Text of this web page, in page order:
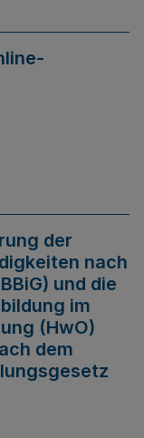
der
nach
und die
im
(HwO)
dem